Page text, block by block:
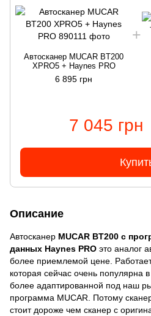
Автосканер MUCAR BT200
XPRO5 + Haynes PRO
6 895 грн
7 045 грн
Описание
Автосканер MUCAR BT200 с
данных Haynes PRO это аналог
более приемлемой цене.
которая сейчас очень популярна
более адаптированной под наш
программа MUCAR. Потому
стоит дороже чем сканер с